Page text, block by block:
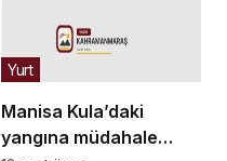
Manisa Kula’daki
yangına müdahale
Yurt